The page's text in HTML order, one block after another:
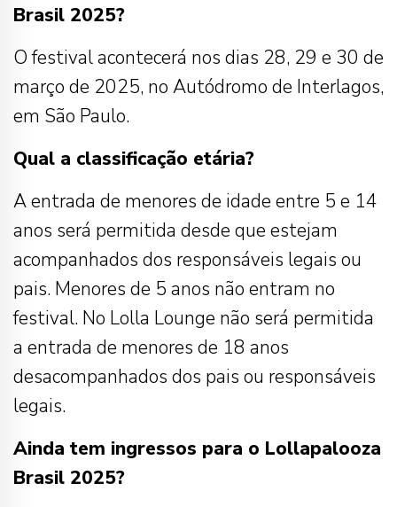
Brasil 2025?
O festival acontecerá nos dias 28, 29 e 30 de
março de 2025, no Autódromo de Interlagos,
em São Paulo.
Qual a classificação etária?
A entrada de menores de idade entre 5 e 14
anos será permitida desde que estejam
acompanhados dos responsáveis legais ou
pais. Menores de 5 anos não entram no
festival. No Lolla Lounge não será permitida
a entrada de menores de 18 anos
desacompanhados dos pais ou responsáveis
legais.
Ainda tem ingressos para o Lollapalooza
Brasil 2025?